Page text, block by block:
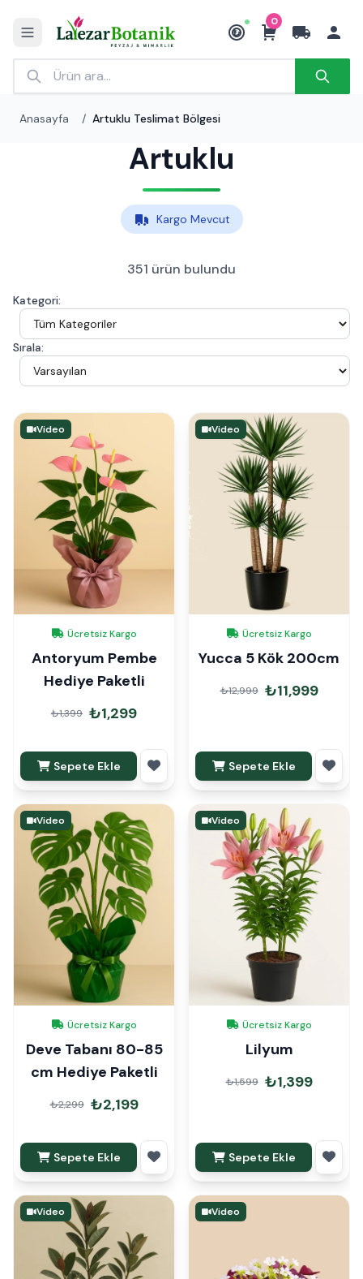
₺
0
Anasayfa / Artuklu Teslimat Bölgesi
Artuklu
Kargo Mevcut
351 ürün bulundu
Kategori:
Sırala:
Video
Ücretsiz Kargo
Antoryum Pembe
Hediye Paketli
₺1,399 ₺1,299
Sepete Ekle
Video
Ücretsiz Kargo
Yucca 5 Kök 200cm
₺12,999 ₺11,999
Sepete Ekle
Video
Ücretsiz Kargo
Deve Tabanı 80-85
cm Hediye Paketli
₺2,299 ₺2,199
Sepete Ekle
Video
Ücretsiz Kargo
Lilyum
₺1,599 ₺1,399
Sepete Ekle
Video Video